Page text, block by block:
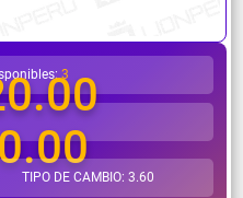
ayuda?
3
TIPO DE CAMBIO: 3.60